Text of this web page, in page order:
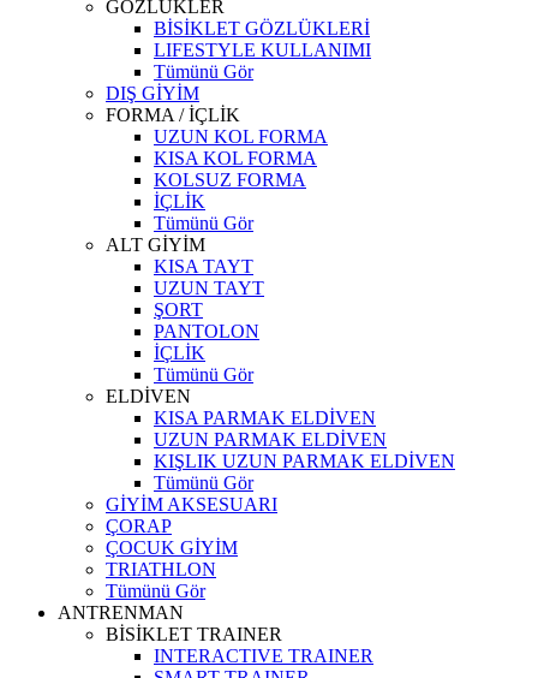
GÖZLÜKLER
BİSİKLET GÖZLÜKLERİ
LIFESTYLE KULLANIMI
Tümünü Gör
DIŞ GİYİM
FORMA / İÇLİK
UZUN KOL FORMA
KISA KOL FORMA
KOLSUZ FORMA
İÇLİK
Tümünü Gör
ALT GİYİM
KISA TAYT
UZUN TAYT
ŞORT
PANTOLON
İÇLİK
Tümünü Gör
ELDİVEN
KISA PARMAK ELDİVEN
UZUN PARMAK ELDİVEN
KIŞLIK UZUN PARMAK ELDİVEN
Tümünü Gör
GİYİM AKSESUARI
ÇORAP
ÇOCUK GİYİM
TRIATHLON
Tümünü Gör
ANTRENMAN
BİSİKLET TRAINER
INTERACTIVE TRAINER